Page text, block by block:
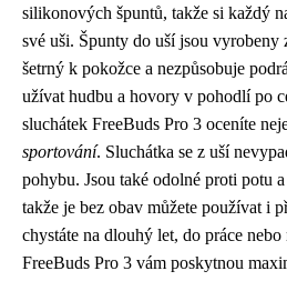
silikonových špuntů, takže si každý
své uši. Špunty do uší jsou
šetrný k pokožce a nezpůsobuje
užívat hudbu a hovory v pohodlí po
sluchátek FreeBuds Pro 3 oceníte
sportování. Sluchátka se z uší
pohybu. Jsou také odolné proti potu
takže je bez obav můžete používat i
chystáte na dlouhý let, do práce
FreeBuds Pro 3 vám poskytnou